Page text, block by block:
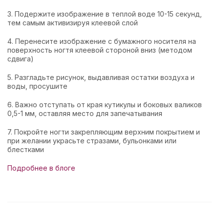
3. Подержите изображение в теплой воде 10-15 секунд,
тем самым активизируя клеевой слой
4. Перенесите изображение с бумажного носителя на
поверхность ногтя клеевой стороной вниз (методом
сдвига)
5. Разгладьте рисунок, выдавливая остатки воздуха и
воды, просушите
6. Важно отступать от края кутикулы и боковых валиков
0,5-1 мм, оставляя место для запечатывания
7. Покройте ногти закрепляющим верхним покрытием и
при желании украсьте стразами, бульонками или
блестками
Подробнее в блоге